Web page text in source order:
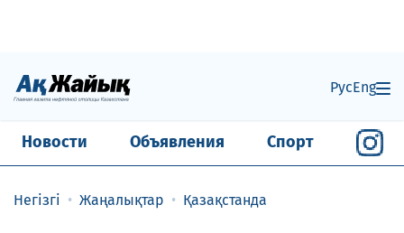
РусEng
Новости Объявления Спорт
Негізгі Жаңалықтар Қазақстанда